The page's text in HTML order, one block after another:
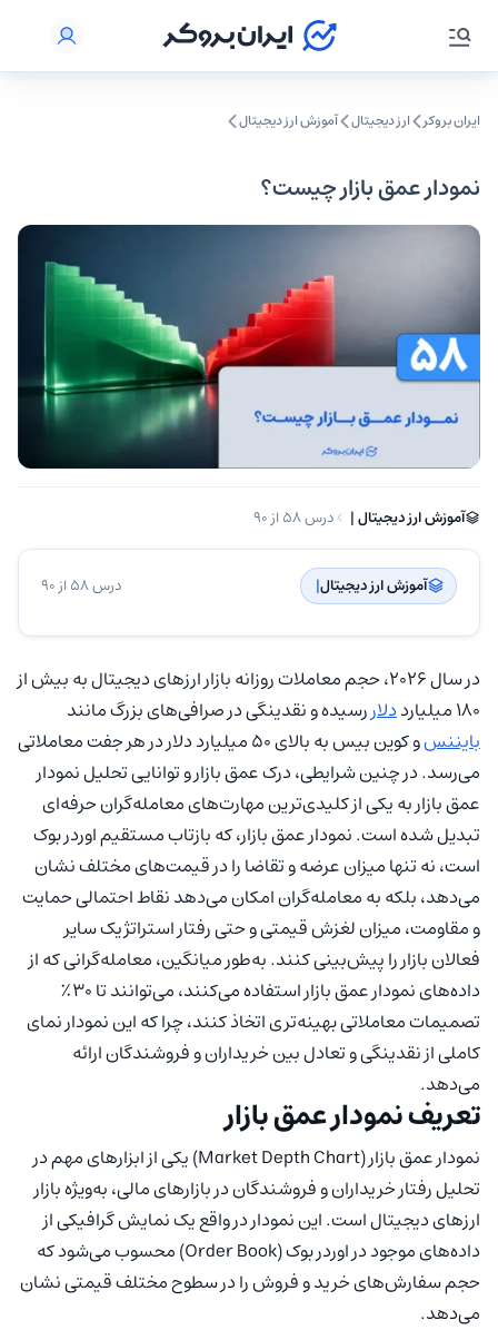
ایران بروکر ارز دیجیتال آموزش ارز دیجیتال
نمودار عمق بازار چیست؟
آموزش ارز دیجیتال | ‌ درس 58 از 90
آموزش ارز دیجیتال| ‌ درس 58 از 90
در سال ۲۰۲۶، حجم معاملات روزانه بازار ارزهای دیجیتال به بیش از
۱۸۰ میلیارد
دلاررسیده و نقدینگی در صرافی‌های بزرگ مانند
بایننس
و کوین بیس به بالای ۵۰ میلیارد دلار در هر جفت معاملاتی
می‌رسد. در چنین شرایطی، درک عمق بازار و توانایی تحلیل نمودار
عمق بازار به یکی از کلیدی‌ترین مهارت‌های معامله‌گران حرفه‌ای
تبدیل شده است. نمودار عمق بازار، که بازتاب مستقیم اوردر بوک
است، نه تنها میزان عرضه و تقاضا را در قیمت‌های مختلف نشان
می‌دهد، بلکه به معامله‌گران امکان می‌دهد نقاط احتمالی حمایت
و مقاومت، میزان لغزش قیمتی و حتی رفتار استراتژیک سایر
فعالان بازار را پیش‌بینی کنند. به‌طور میانگین، معامله‌گرانی که از
داده‌های نمودار عمق بازار استفاده می‌کنند، می‌توانند تا ۳۰٪
تصمیمات معاملاتی بهینه‌تری اتخاذ کنند، چرا که این نمودار نمای
کاملی از نقدینگی و تعادل بین خریداران و فروشندگان ارائه
می‌دهد.
تعریف نمودار عمق بازار
نمودار عمق بازار (Market Depth Chart) یکی از ابزارهای مهم در
تحلیل رفتار خریداران و فروشندگان در بازارهای مالی، به‌ویژه بازار
ارزهای دیجیتال است. این نمودار در واقع یک نمایش گرافیکی از
داده‌های موجود در اوردر بوک (Order Book) محسوب می‌شود که
حجم سفارش‌های خرید و فروش را در سطوح مختلف قیمتی نشان
می‌دهد.